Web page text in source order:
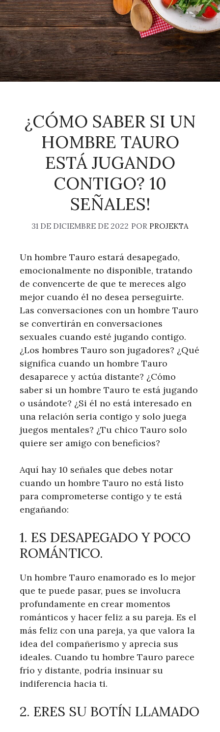
¿CÓMO SABER SI UN
HOMBRE TAURO
ESTÁ JUGANDO
CONTIGO? 10
SEÑALES!
31 DE DICIEMBRE DE 2022 POR PROJEKTA
Un hombre Tauro estará desapegado,
emocionalmente no disponible, tratando
de convencerte de que te mereces algo
mejor cuando él no desea perseguirte.
Las conversaciones con un hombre Tauro
se convertirán en conversaciones
sexuales cuando esté jugando contigo.
¿Los hombres Tauro son jugadores? ¿Qué
significa cuando un hombre Tauro
desaparece y actúa distante? ¿Cómo
saber si un hombre Tauro te está jugando
o usándote? ¿Si él no está interesado en
una relación seria contigo y solo juega
juegos mentales? ¿Tu chico Tauro solo
quiere ser amigo con beneficios?
Aquí hay 10 señales que debes notar
cuando un hombre Tauro no está listo
para comprometerse contigo y te está
engañando:
1. ES DESAPEGADO Y POCO
ROMÁNTICO.
Un hombre Tauro enamorado es lo mejor
que te puede pasar, pues se involucra
profundamente en crear momentos
románticos y hacer feliz a su pareja. Es el
más feliz con una pareja, ya que valora la
idea del compañerismo y aprecia sus
ideales. Cuando tu hombre Tauro parece
frío y distante, podría insinuar su
indiferencia hacia ti.
2. ERES SU BOTÍN LLAMADO